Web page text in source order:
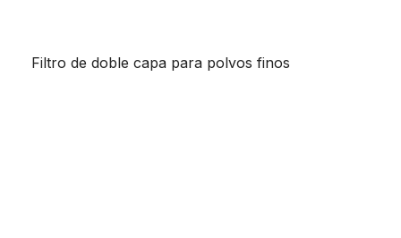
Filtro de doble capa para polvos finos